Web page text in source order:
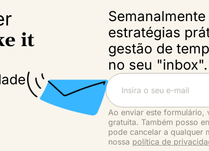
it
estratégias
gestão de
no seu "inbox".
Ao enviar este formulário,
gratuita. Também posso
pode cancelar a qualquer
nossa política de